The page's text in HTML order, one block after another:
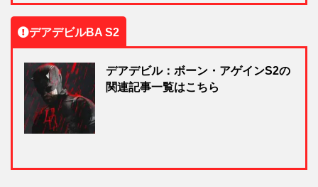
デアデビルBA S2
デアデビル：ボーン・アゲインS2の
関連記事一覧はこちら